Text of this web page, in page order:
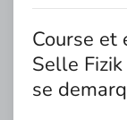
Course et
Selle
se